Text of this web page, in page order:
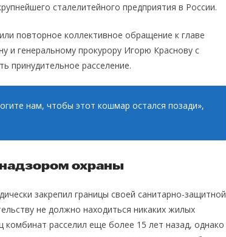
сталелитейного предприятия в России.
повторное коллективное обращение к главе
и генеральному прокурору Игорю Краснову с
принудительное расселение.
нам, чтобы этот кошмар остался позади»,
охраны
закрепил границы своей санитарно-защитной
не должно находиться никаких жилых
комбинат расселил еще более 15 лет назад, однако